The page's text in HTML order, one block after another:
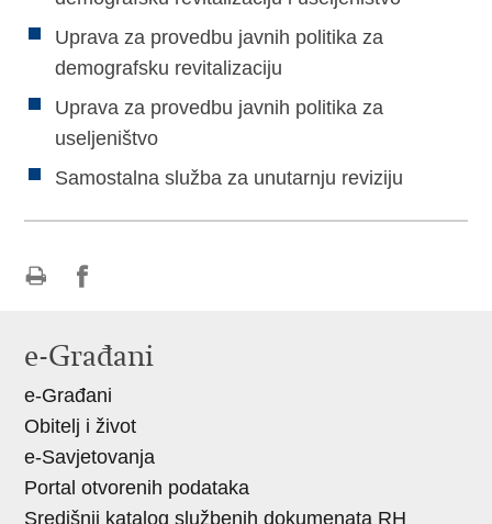
Uprava za provedbu javnih politika za
demografsku revitalizaciju
Uprava za provedbu javnih politika za
useljeništvo
Samostalna služba za unutarnju reviziju
Facebooku
e-Građani
e-Građani
Obitelj i život
e-Savjetovanja
Portal otvorenih podataka
Središnji katalog službenih dokumenata RH